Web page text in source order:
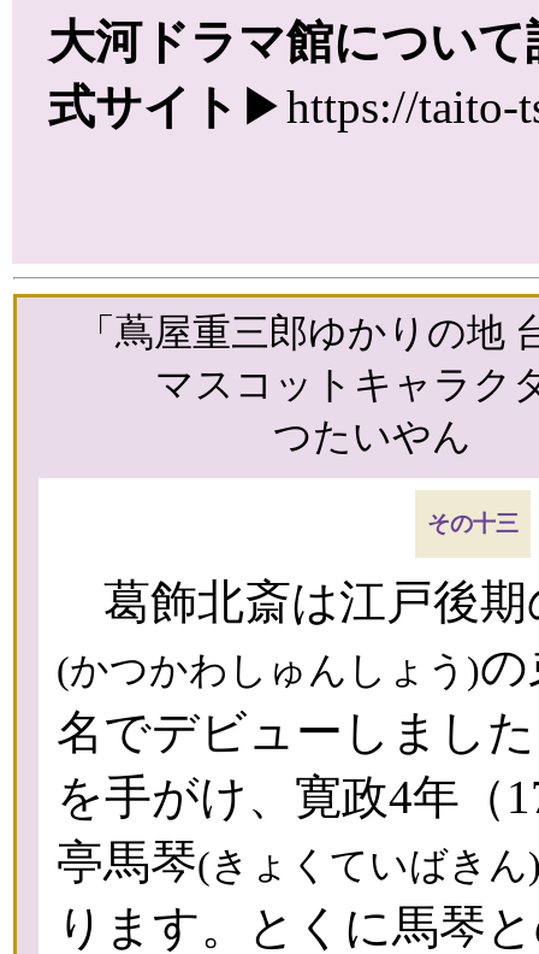
大河ドラマ館につい
式サイト ▶https://taito-
「蔦屋重三郎ゆかりの地
マスコットキャラク
つたいやん
その十三
葛飾北斎は江戸後期
(かつかわしゅんしょう)の
名でデビューしまし
を手がけ、寛政4年（
亭馬琴(きょくていばきん
ります。とくに馬琴